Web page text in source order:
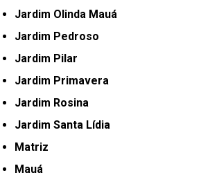
Jardim Olinda Mauá
Jardim Pedroso
Jardim Pilar
Jardim Primavera
Jardim Rosina
Jardim Santa Lídia
Matriz
Mauá